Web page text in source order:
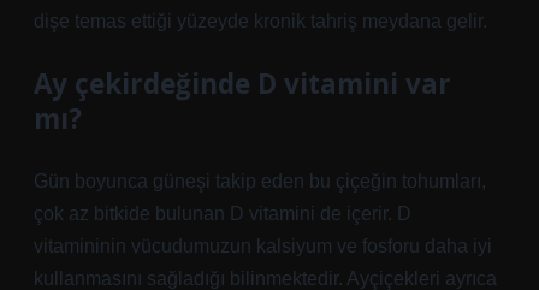
dişe temas ettiği yüzeyde kronik tahriş meydana gelir.
Ay çekirdeğinde D vitamini var
mı?
Gün boyunca güneşi takip eden bu çiçeğin tohumları,
çok az bitkide bulunan D vitamini de içerir. D
vitamininin vücudumuzun kalsiyum ve fosforu daha iyi
kullanmasını sağladığı bilinmektedir. Ayçiçekleri ayrıca